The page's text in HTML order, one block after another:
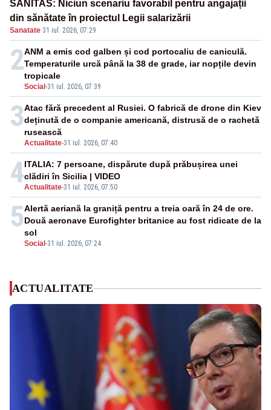
SANITAS: Niciun scenariu favorabil pentru angajații
din sănătate în proiectul Legii salarizării
Sanatate·31 iul. 2026, 07:29
2
Social -31 iul. 2026, 07:39
ANM a emis cod galben și cod portocaliu de caniculă.
Temperaturile urcă până la 38 de grade, iar nopțile devin
tropicale
3
Actualitate-31 iul. 2026, 07:40
Atac fără precedent al Rusiei. O fabrică de drone din Kiev
deținută de o companie americană, distrusă de o rachetă
rusească
4Actualitate-31 iul. 2026, 07:50
ITALIA: 7 persoane, dispărute după prăbușirea unei
clădiri în Sicilia | VIDEO
5
Social -31 iul. 2026, 07:24
Alertă aeriană la graniță pentru a treia oară în 24 de ore.
Două aeronave Eurofighter britanice au fost ridicate de la
sol
ACTUALITATE